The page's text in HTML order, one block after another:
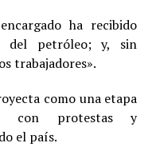
ha recibido
del petróleo; y, sin
trabajadores».
como una etapa
con protestas y
el país.